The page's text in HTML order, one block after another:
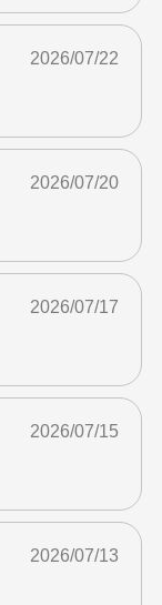
2026/07/22
2026/07/20
2026/07/17
2026/07/15
2026/07/13